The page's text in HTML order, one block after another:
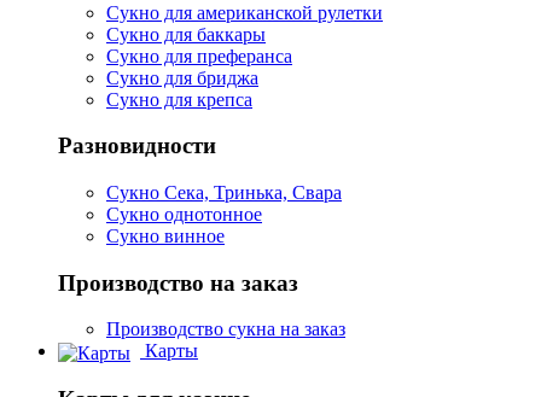
Сукно для американской рулетки
Сукно для баккары
Сукно для преферанса
Сукно для бриджа
Сукно для крепса
Разновидности
Сукно Сека, Тринька, Свара
Сукно однотонное
Сукно винное
Производство на заказ
Производство сукна на заказ
Карты